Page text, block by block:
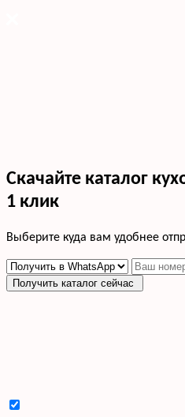
Скачайте каталог
1 клик
Выберите куда вам удобнее
Получить каталог сейчас